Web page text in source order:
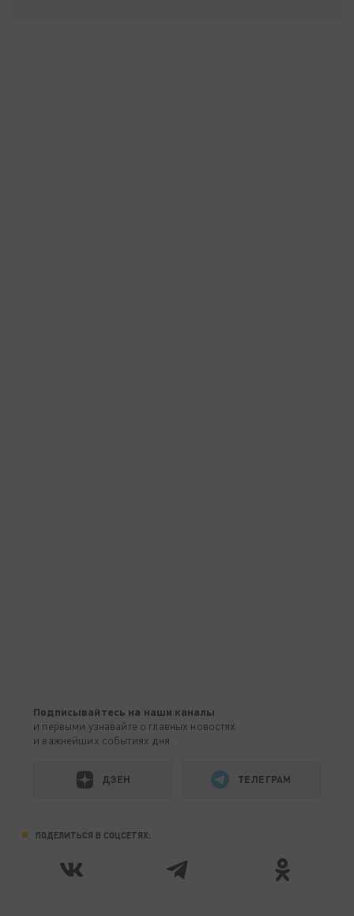
Подписывайтесь на наши каналы
и первыми узнавайте о главных новостях
и важнейших событиях дня.
ДЗЕН ТЕЛЕГРАМ
ПОДЕЛИТЬСЯ В СОЦСЕТЯХ: